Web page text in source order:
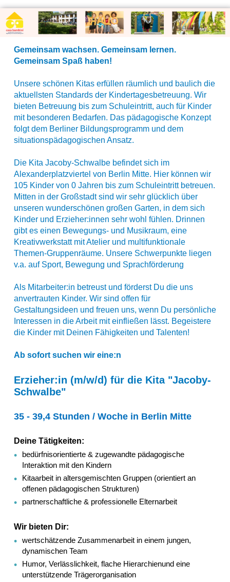
Gemeinsam wachsen. Gemeinsam lernen.
Gemeinsam Spaß haben!
Unsere schönen Kitas erfüllen räumlich und baulich die
aktuellsten Standards der Kindertagesbetreuung. Wir
bieten Betreuung bis zum Schuleintritt, auch für Kinder
mit besonderen Bedarfen. Das pädagogische Konzept
folgt dem Berliner Bildungsprogramm und dem
situationspädagogischen Ansatz.
Die Kita Jacoby-Schwalbe befindet sich im
Alexanderplatzviertel von Berlin Mitte. Hier können wir
105 Kinder von 0 Jahren bis zum Schuleintritt betreuen.
Mitten in der Großstadt sind wir sehr glücklich über
unseren wunderschönen großen Garten, in dem sich
Kinder und Erzieher:innen sehr wohl fühlen. Drinnen
gibt es einen Bewegungs- und Musikraum, eine
Kreativwerkstatt mit Atelier und multifunktionale
Themen-Gruppenräume. Unsere Schwerpunkte liegen
v.a. auf Sport, Bewegung und Sprachförderung
Als Mitarbeiter:in betreust und förderst Du die uns
anvertrauten Kinder. Wir sind offen für
Gestaltungsideen und freuen uns, wenn Du persönliche
Interessen in die Arbeit mit einfließen lässt. Begeistere
die Kinder mit Deinen Fähigkeiten und Talenten!
Ab sofort suchen wir eine:n
Erzieher:in (m/w/d) für die Kita "Jacoby-
Schwalbe"
35 - 39,4 Stunden / Woche in Berlin Mitte
Deine Tätigkeiten:
bedürfnisorientierte & zugewandte pädagogische
Interaktion mit den Kindern
Kitaarbeit in altersgemischten Gruppen (orientiert an
offenen pädagogischen Strukturen)
partnerschaftliche & professionelle Elternarbeit
Wir bieten Dir:
wertschätzende Zusammenarbeit in einem jungen,
dynamischen Team
Humor, Verlässlichkeit, flache Hierarchienund eine
unterstützende Trägerorganisation